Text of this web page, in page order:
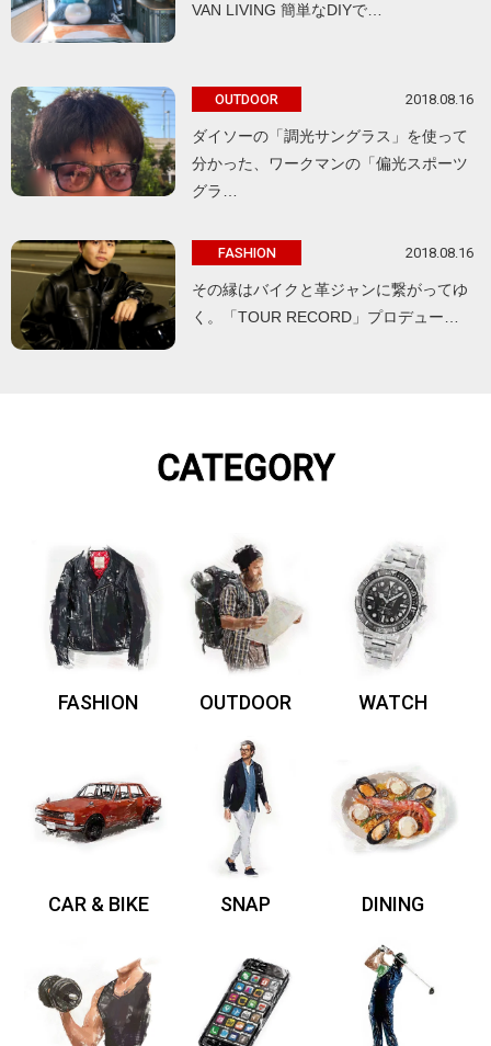
VAN LIVING 簡単なDIYで…
OUTDOOR 2018.08.16
ダイソーの「調光サングラス」を使って
分かった、ワークマンの「偏光スポーツ
グラ…
FASHION 2018.08.16
その縁はバイクと革ジャンに繋がってゆ
く。「TOUR RECORD」プロデュー…
CATEGORY
FASHION OUTDOOR WATCH
CAR & BIKE SNAP DINING